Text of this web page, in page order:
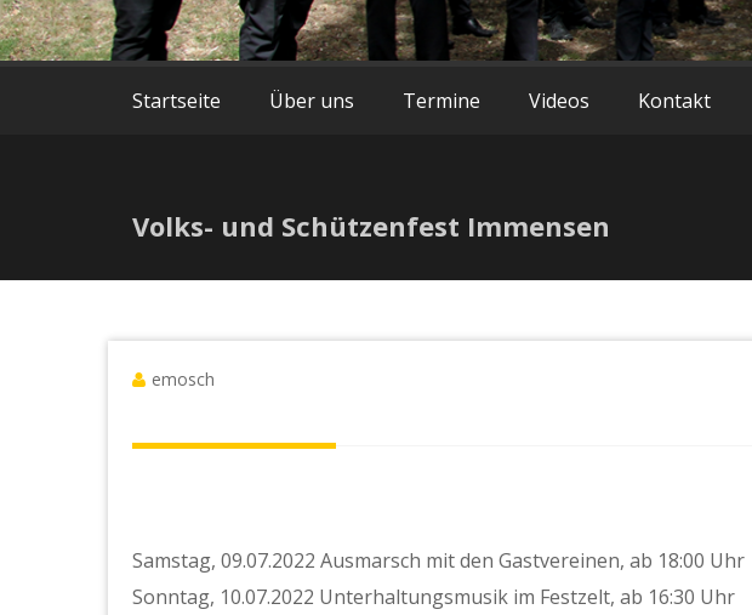
Startseite Über uns Termine Videos Kontakt
Volks- und Schützenfest Immensen
emosch
Samstag, 09.07.2022 Ausmarsch mit den Gastvereinen, ab 18:00 Uhr
Sonntag, 10.07.2022 Unterhaltungsmusik im Festzelt, ab 16:30 Uhr